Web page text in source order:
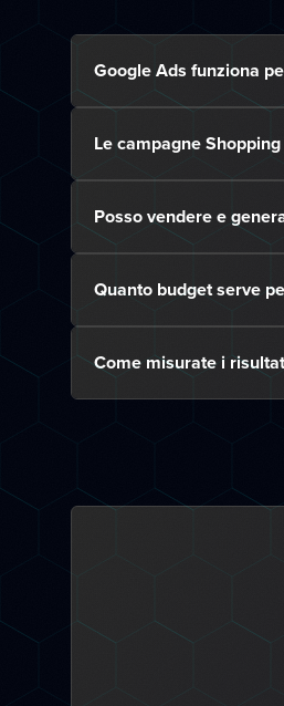
Google Ads funziona
Le campagne
Posso vendere e
Quanto budget serve
Come misurate i